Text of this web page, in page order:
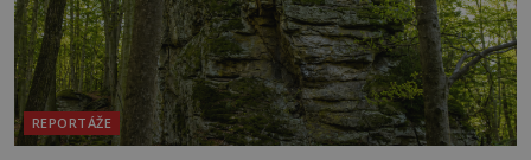
REPORTÁŽE